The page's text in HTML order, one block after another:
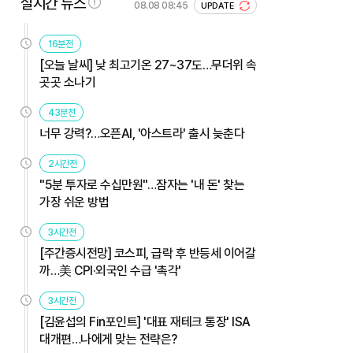
08.08 08:45 UPDATE
16분전
[오늘 날씨] 낮 최고기온 27~37도…무더위 속
곳곳 소나기
43분전
너무 강력?…오픈AI, '아스트라' 출시 늦춘다
2시간전
"5분 투자로 수십만원"…잠자는 '내 돈' 찾는
가장 쉬운 방법
3시간전
[주간증시전망] 코스피, 급락 후 반등세 이어갈
까…美 CPI·외국인 수급 '촉각'
3시간전
[김윤섭의 Fin포인트] '대표 재테크 통장' ISA
대개편…나에게 맞는 전략은?